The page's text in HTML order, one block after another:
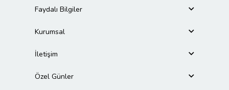
Faydalı Bilgiler
Kurumsal
İletişim
Özel Günler